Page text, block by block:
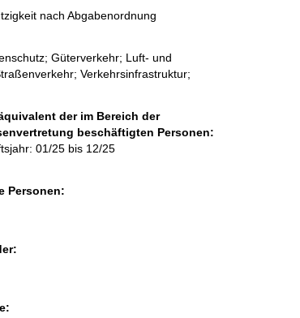
nach Abgabenordnung
Güterverkehr; Luft- und
Verkehrsinfrastruktur;
der im Bereich der
beschäftigten Personen:
01/25 bis 12/25
Personen: